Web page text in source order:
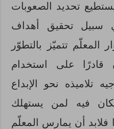
تحديد الصعوبات
سبيل تحقيق أهداف
المعلّم تتميّز بالتطوّر
على استخدام
تلاميذه نحو الإبداع
فيه لمن يستهلك
فلابد أن يمارس المعلّم